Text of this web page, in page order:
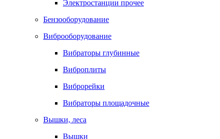
Электростанции прочее
Бензооборудование
Виброоборудование
Вибраторы глубинные
Виброплиты
Виброрейки
Вибраторы площадочные
Вышки, леса
Вышки